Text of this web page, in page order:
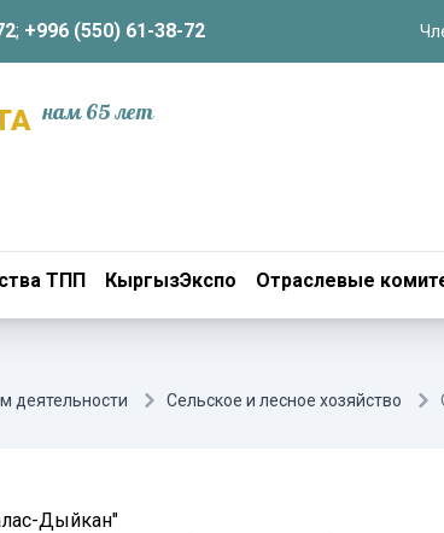
; +996 (550) 61-38-72
нам 65 лет
ТПП КыргызЭкспо Отраслевые
деятельности Сельское и лесное хозяйство
Дыйкан"